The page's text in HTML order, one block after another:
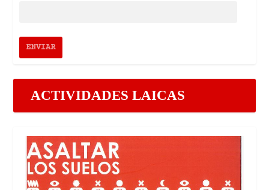
ACTIVIDADES LAICAS